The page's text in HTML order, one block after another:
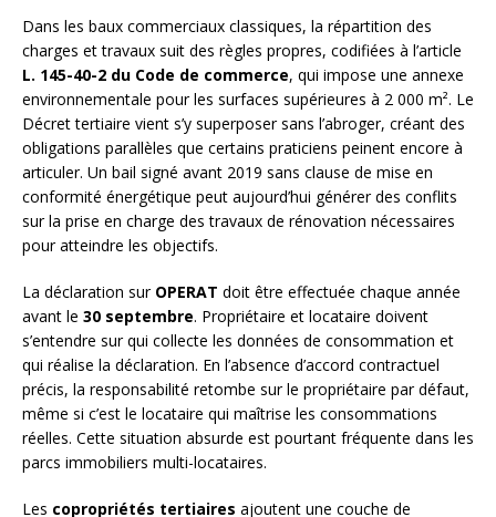
Dans les baux commerciaux classiques, la répartition des
charges et travaux suit des règles propres, codifiées à l’article
L. 145-40-2 du Code de commerce, qui impose une annexe
environnementale pour les surfaces supérieures à 2 000 m². Le
Décret tertiaire vient s’y superposer sans l’abroger, créant des
obligations parallèles que certains praticiens peinent encore à
articuler. Un bail signé avant 2019 sans clause de mise en
conformité énergétique peut aujourd’hui générer des conflits
sur la prise en charge des travaux de rénovation nécessaires
pour atteindre les objectifs.
La déclaration sur OPERAT doit être effectuée chaque année
avant le 30 septembre. Propriétaire et locataire doivent
s’entendre sur qui collecte les données de consommation et
qui réalise la déclaration. En l’absence d’accord contractuel
précis, la responsabilité retombe sur le propriétaire par défaut,
même si c’est le locataire qui maîtrise les consommations
réelles. Cette situation absurde est pourtant fréquente dans les
parcs immobiliers multi-locataires.
Les copropriétés tertiaires ajoutent une couche de